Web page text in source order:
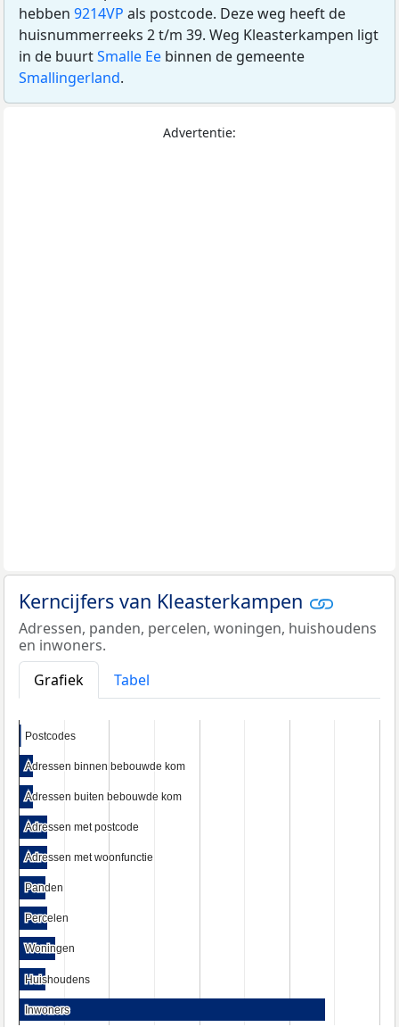
hebben 9214VP als postcode. Deze weg heeft de
huisnummerreeks 2 t/m 39. Weg Kleasterkampen ligt
in de buurtSmalle Ee binnen de gemeente
Smallingerland.
Advertentie:
Kerncijfers van Kleasterkampen
Adressen, panden, percelen, woningen, huishoudens
en inwoners.
Grafiek
Tabel
Postcodes
Postcodes
Adressen binnen bebouwde kom
Adressen binnen bebouwde kom
Adressen buiten bebouwde kom
Adressen buiten bebouwde kom
Adressen met postcode
Adressen met postcode
Adressen met woonfunctie
Adressen met woonfunctie
Panden
Panden
Percelen
Percelen
Woningen
Woningen
Huishoudens
Huishoudens
Inwoners
Inwoners